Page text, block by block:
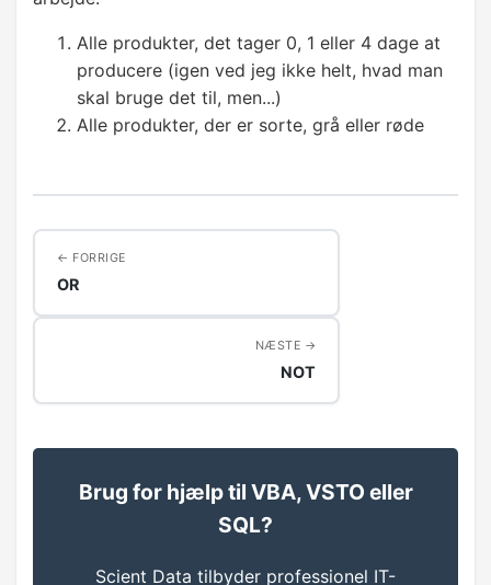
Sortering
FILTRERING
WHERE
NULL
AVANCERET FILTRERING
Alle produkter, det tager 0, 1 eller 4 dage at
producere (igen ved jeg ikke helt, hvad man
skal bruge det til, men...)
Alle produkter, der er sorte, grå eller røde
FORRIGE
OR
NÆSTE
NOT
Brug for hjælp til VBA, VSTO eller
SQL?
Scient Data tilbyder professionel IT-